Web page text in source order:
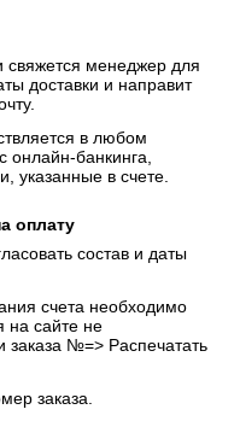
менеджер для
доставки и направит
в любом
онлайн-банкинга,
указанные в счете.
оплату
состав и даты
счета необходимо
на сайте не
заказа №=> Распечатать
заказа.